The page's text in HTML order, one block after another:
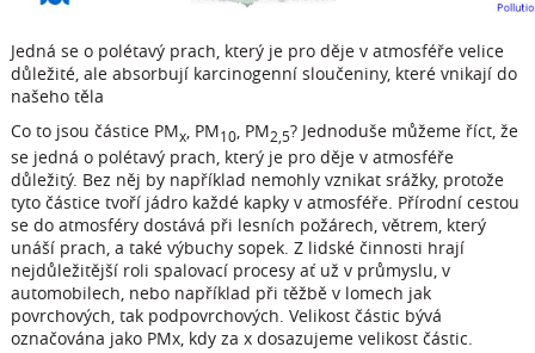
Jedná se o polétavý prach, který je pro děje v atmosféře velice
důležité, ale absorbují karcinogenní sloučeniny, které vnikají do
našeho těla
Co to jsou částice PMx, PM10, PM2,5? Jednoduše můžeme říct, že
se jedná o polétavý prach, který je pro děje v atmosféře
důležitý. Bez něj by například nemohly vznikat srážky, protože
tyto částice tvoří jádro každé kapky v atmosféře. Přírodní cestou
se do atmosféry dostává při lesních požárech, větrem, který
unáší prach, a také výbuchy sopek. Z lidské činnosti hrají
nejdůležitější roli spalovací procesy ať už v průmyslu, v
automobilech, nebo například při těžbě v lomech jak
povrchových, tak podpovrchových. Velikost částic bývá
označována jako PMx, kdy za x dosazujeme velikost částic.